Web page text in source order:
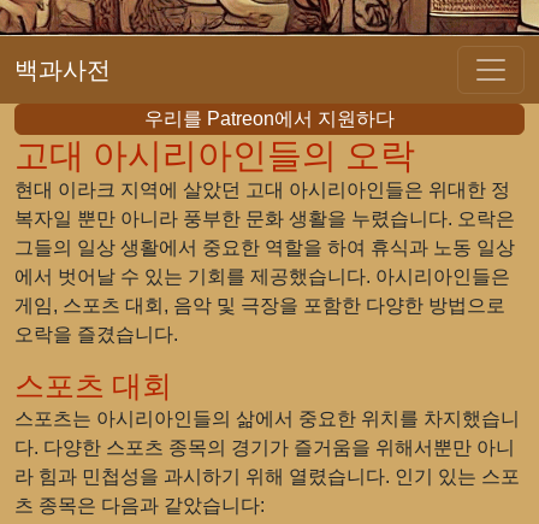
백과사전
우리를 Patreon에서 지원하다
고대 아시리아인들의 오락
현대 이라크 지역에 살았던 고대 아시리아인들은 위대한 정
복자일 뿐만 아니라 풍부한 문화 생활을 누렸습니다. 오락은
그들의 일상 생활에서 중요한 역할을 하여 휴식과 노동 일상
에서 벗어날 수 있는 기회를 제공했습니다. 아시리아인들은
게임, 스포츠 대회, 음악 및 극장을 포함한 다양한 방법으로
오락을 즐겼습니다.
스포츠 대회
스포츠는 아시리아인들의 삶에서 중요한 위치를 차지했습니
다. 다양한 스포츠 종목의 경기가 즐거움을 위해서뿐만 아니
라 힘과 민첩성을 과시하기 위해 열렸습니다. 인기 있는 스포
츠 종목은 다음과 같았습니다: